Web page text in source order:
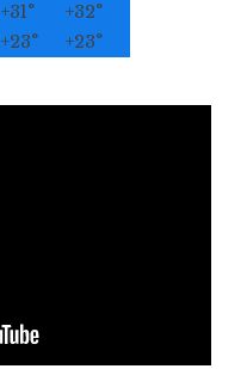
+31° +32°
+23° +23°